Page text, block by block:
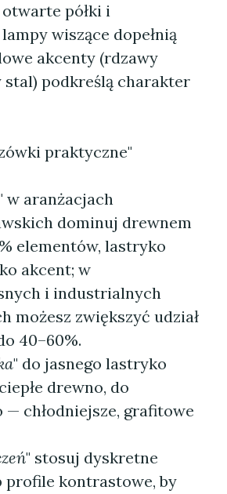
otwarte półki i
wiszące dopełnią
akcenty (rdzawy
stal) podkreślą charakter
praktyczne"
w aranżacjach
dominuj drewnem
elementów, lastryko
akcent; w
i industrialnych
możesz zwiększyć udział
40–60%.
" do jasnego lastryko
drewno, do
— chłodniejsze, grafitowe
" stosuj dyskretne
profile kontrastowe, by